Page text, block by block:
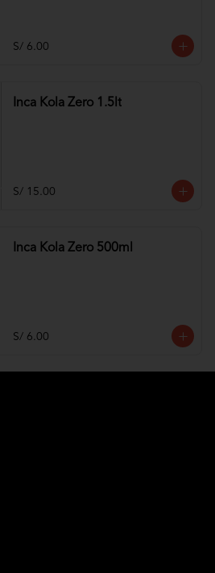
S/ 6.00
Inca Kola Zero 1.5lt
S/ 15.00
Inca Kola Zero 500ml
S/ 6.00